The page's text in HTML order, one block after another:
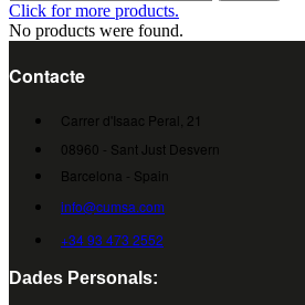
Click for more products.
No products were found.
Contacte
Carrer d'Isaac Peral, 21
08960 - Sant Just Desvern
Barcelona - Spain
info@cumsa.com
+34 93 473 2552
Dades Personals: